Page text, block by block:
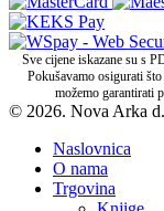
Sve cijene iskazane su s
Pokušavamo osigurati
možemo garantirati
© 2026. Nova Arka
Naslovnica
O nama
Trgovina